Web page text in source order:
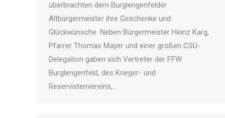
überbrachten dem Burglengenfelder
Altbürgermeister ihre Geschenke und
Glückwünsche. Neben Bürgermeister Heinz Karg,
Pfarrer Thomas Mayer und einer großen CSU-
Delegation gaben sich Vertreter der FFW
Burglengenfeld, des Krieger- und
Reservistenvereins,…